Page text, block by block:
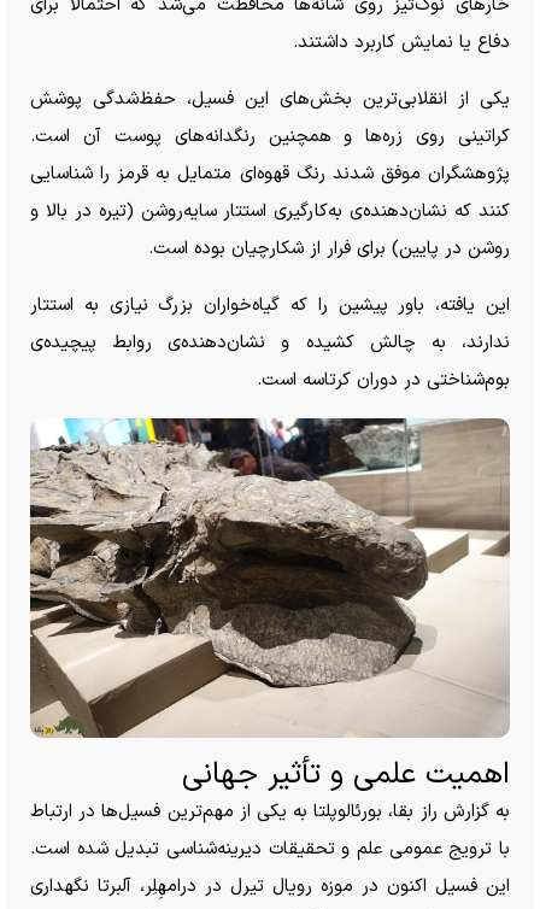
دفاع یا نمایش کاربرد داشتند.
یکی از انقلابی‌ترین بخش‌های این فسیل، حفظ‌شدگی پوشش
کراتینی روی زره‌ها و همچنین رنگدانه‌های پوست آن است.
پژوهشگران موفق شدند رنگ قهوه‌ای متمایل به قرمز را شناسایی
کنند که نشان‌دهنده‌ی به‌کارگیری استتار سایه‌روشن (تیره در بالا و
روشن در پایین) برای فرار از شکارچیان بوده است.
این یافته، باور پیشین را که گیاه‌خواران بزرگ نیازی به استتار
ندارند، به چالش کشیده و نشان‌دهنده‌ی روابط پیچیده‌ی
بوم‌شناختی در دوران کرتاسه است.
اهمیت علمی و تأثیر جهانی
به گزارش راز بقا، بورئالوپلتا به یکی از مهم‌ترین فسیل‌ها در ارتباط
با ترویج عمومی علم و تحقیقات دیرینه‌شناسی تبدیل شده است.
این فسیل اکنون در موزه رویال تیرل در درامهِلِر، آلبرتا نگهداری